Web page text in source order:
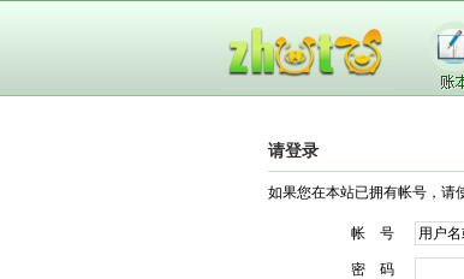
请登录
如果您在本站已拥有帐号，请
帐 号
密 码